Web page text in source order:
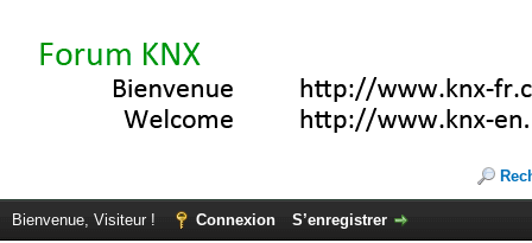
Bienvenue, Visiteur ! Connexion S’enregistrer